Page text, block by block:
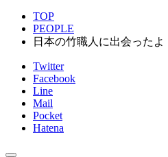
TOP
PEOPLE
日本の竹職人に出会ったよ
Twitter
Facebook
Line
Mail
Pocket
Hatena